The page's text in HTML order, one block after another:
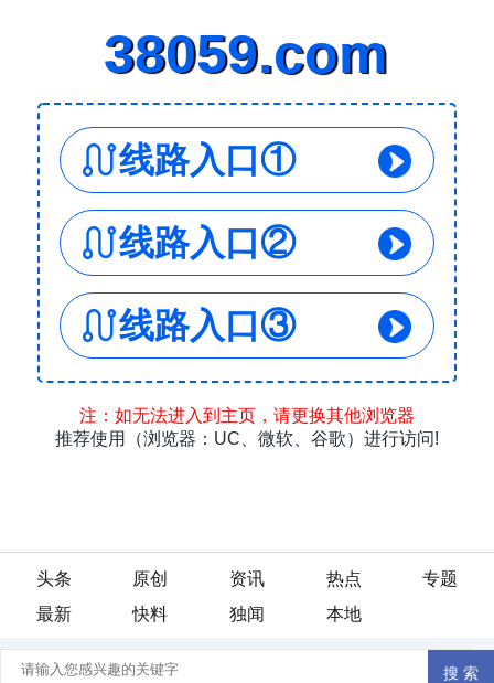
头条 原创 资讯 热点
专题
最新
快料 独闻 本地